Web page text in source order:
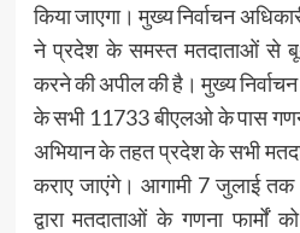
किया जाएगा। मुख्य निर्वाचन
ने प्रदेश के समस्त मतदाताओं से
करने की अपील की है। मुख्य
के सभी 11733 बीएलओ के पास
अभियान के तहत प्रदेश के सभी
कराए जाएंगे। आगामी 7 जुलाई
द्वारा मतदाताओं के गणना